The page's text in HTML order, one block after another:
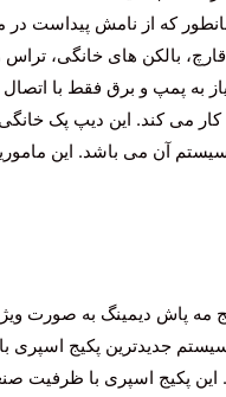
که از نامش پیداست در
بالکن های خانگی، تراس
کار می کند. این دیپ پک
آن می باشد. این
مه پاش دیمینگ به صورت
جدیدترین پکیج اسپری
پکیج اسپری با ظرفیت